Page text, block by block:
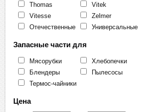
Thomas
Vitek
Vitesse
Zelmer
Отечественные
Универсальные
Запасные части для
Мясорубки
Хлебопечки
Блендеры
Пылесосы
Термос-чайники
Цена